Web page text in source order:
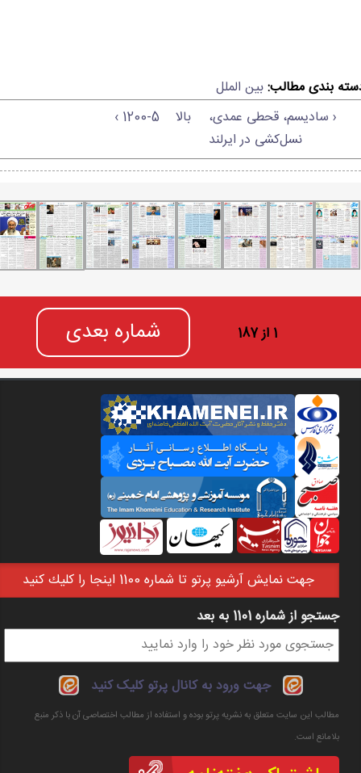
بندی مطالب:بین الملل
‹ سادیسم، قحطی عمدی،
نسل‌کشی در ایرلند
بالا 1200-5 ›
1 از 187 شماره بعدی
جهت نمايش آرشيو پرتو تا شماره 1100 اينجا را كليك كنيد
فرم جستجو
جستجو از شماره 1101 به بعد
جهت ورود به کانال پرتو کلیک کنید
مطالب این سایت متعلق به نشریه پرتو بوده و استفاده از مطالب اختصاصی آن با ذکر منبع
بلامانع است.